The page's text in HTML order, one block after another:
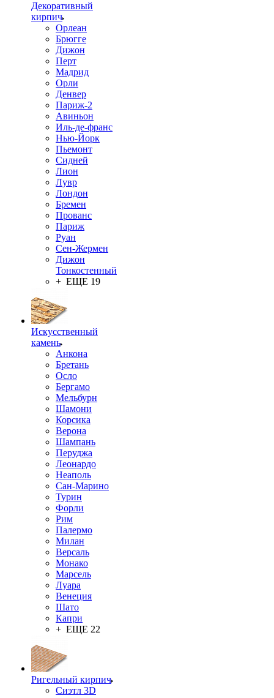
Декоративный
кирпич
Орлеан
Брюгге
Дижон
Перт
Мадрид
Орли
Денвер
Париж-2
Авиньон
Иль-де-франс
Нью-Йорк
Пьемонт
Сидней
Лион
Лувр
Лондон
Бремен
Прованс
Париж
Руан
Сен-Жермен
Дижон
Тонкостенный
+ ЕЩЕ 19
Искусственный
камень
Анкона
Бретань
Осло
Бергамо
Мельбурн
Шамони
Корсика
Верона
Шампань
Перуджа
Леонардо
Неаполь
Сан-Марино
Турин
Форли
Рим
Палермо
Милан
Версаль
Монако
Марсель
Луара
Венеция
Шато
Капри
+ ЕЩЕ 22
Ригельный кирпич
Сиэтл 3D